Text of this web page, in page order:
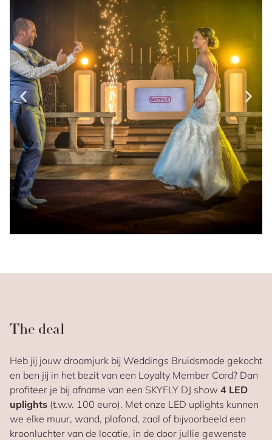
The deal
Heb jij jouw droomjurk bij Weddings Bruidsmode gekocht
en ben jij in het bezit van een Loyalty Member Card? Dan
profiteer je bij afname van een SKYFLY DJ show 4 LED
uplights (t.w.v. 100 euro). Met onze LED uplights kunnen
we elke muur, wand, plafond, zaal of bijvoorbeeld een
kroonluchter van de locatie, in de door jullie gewenste